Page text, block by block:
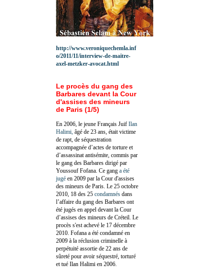
http://www.veroniquechemla.inf
o/2011/11/interview-de-maitre-
axel-metzker-avocat.html
Le procès du gang des
Barbares devant la Cour
d'assises des mineurs
de Paris (1/5)
En 2006, le jeune Français Juif Ilan
Halimi, âgé de 23 ans, était victime
de rapt, de séquestration
accompagnée d’actes de torture et
d’assassinat antisémite, commis par
le gang des Barbares dirigé par
Youssouf Fofana. Ce gang a été
jugé en 2009 par la Cour d'assises
des mineurs de Paris. Le 25 octobre
2010, 18 des 25 condamnés dans
l’affaire du gang des Barbares ont
été jugés en appel devant la Cour
d’assises des mineurs de Créteil. Le
procès s'est achevé le 17 décembre
2010. Fofana a été condamné en
2009 à la réclusion criminelle à
perpétuité assortie de 22 ans de
sûreté pour avoir séquestré, torturé
et tué Ilan Halimi en 2006.